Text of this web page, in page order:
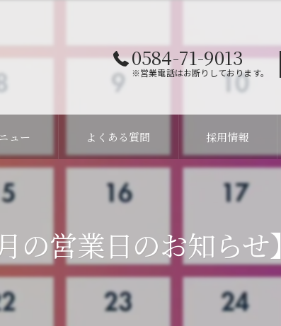
0584-71-9013
※営業電話はお断りしております。
ュー よくある質問 採用情報
月の営業日のお知らせ】